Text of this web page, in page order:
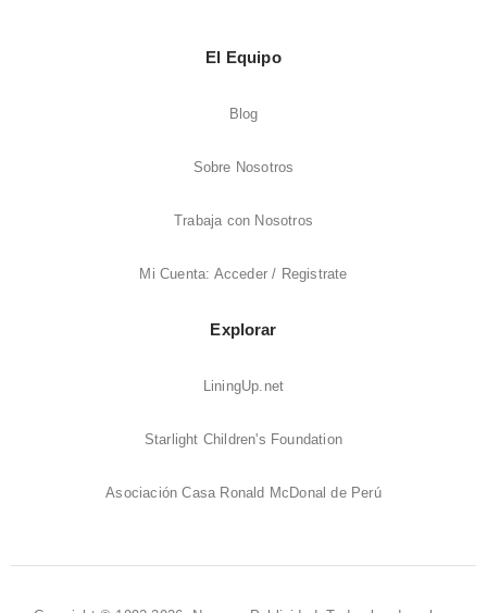
El Equipo
Blog
Sobre Nosotros
Trabaja con Nosotros
Mi Cuenta: Acceder / Registrate
Explorar
LiningUp.net
Starlight Children's Foundation
Asociación Casa Ronald McDonal de Perú